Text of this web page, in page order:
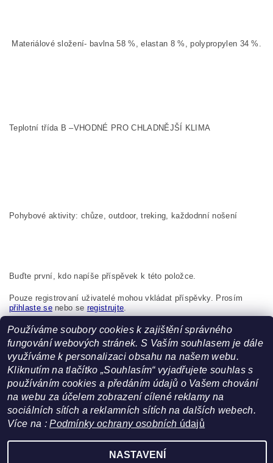
Materiálové složení- bavlna 58 %, elastan 8 %, polypropylen 34 %.
Teplotní třída B –VHODNÉ PRO CHLADNĚJŠÍ KLIMA
Pohybové aktivity: chůze, outdoor, treking, každodnní nošení
Buďte první, kdo napíše příspěvek k této položce.
Pouze registrovaní uživatelé mohou vkládat příspěvky. Prosím
přihlaste senebo se registrujte.
Boma s.r.o., K Bytovkám 222 Kunice 251 63 Česká republika,
info@boma.cz
Facebook | Heureka.cz
Používáme soubory cookies k zajištění správného
fungování webových stránek. S Vaším souhlasem je dále
využíváme k personalizaci obsahu na našem webu.
Kliknutím na tlačítko „Souhlasím“ vyjadřujete souhlas s
používáním cookies a předáním údajů o Vašem chování
na webu za účelem zobrazení cílené reklamy na
sociálních sítích a reklamních sítích na dalších webech.
Více na :Podmínky ochrany osobních údajů
NASTAVENÍ